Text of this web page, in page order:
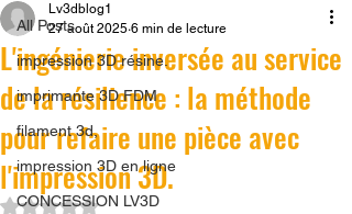
All Posts
impression 3D résine.
imprimante 3D FDM
filament 3d,
impression 3D en ligne
CONCESSION LV3D
L'ingénierie inversée au service
de la résilience : la méthode
pour refaire une pièce avec
l'impression 3D.
Lv3dblog1
27 août 2025 6 min de lecture
Noté NaN étoiles sur 5.